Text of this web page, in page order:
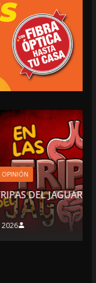
06 DE AGOSTO DE